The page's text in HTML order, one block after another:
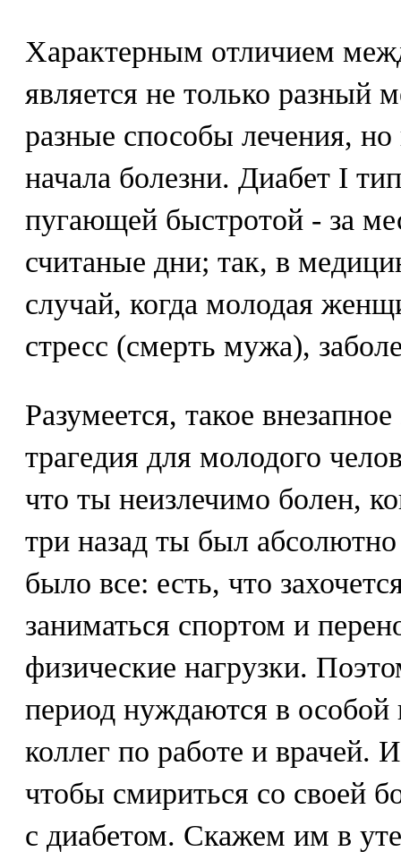
Характерным отличием
является не только разный
разные способы лечения,
начала болезни. Диабет I
пугающей быстротой - за
считаные дни; так, в
случай, когда молодая
стресс (смерть мужа),
Разумеется, такое
трагедия для молодого
что ты неизлечимо болен,
три назад ты был
было все: есть, что
заниматься спортом и
физические нагрузки.
период нуждаются в особой
коллег по работе и врачей.
чтобы смириться со своей
с диабетом. Скажем им в